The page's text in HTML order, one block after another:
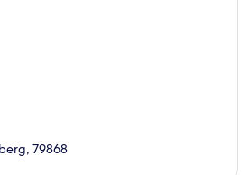
79868